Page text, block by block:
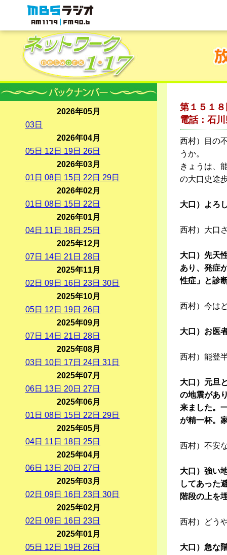
MBSラジオ 1179|FM90.6
第１５１
電話：石
西村）目の
うか。
きょうは、
の大口史途
大口）よろ
西村）大口
大口）先天
あり、発症
性症」と診
西村）今は
大口）お医
西村）能登
大口）元旦
の地震があ
来ました。
が精一杯。
西村）不安
大口）強い
してあった
階段の上を
西村）どう
大口）急な
2026年05月
03日
2026年04月
05日 12 日 19日 26日
2026年03月
01 日 08日 15日 22 日 29日
2026年02月
01 日 08日 15日 22 日
2026年01月
04日 11 日 18日 25日
2025年12月
07日 14日 21 日 28日
2025年11月
02 日 09日 16日 23日 30日
2025年10月
05日 12 日 19日 26日
2025年09月
07日 14日 21 日 28日
2025年08月
03日 10日 17日 24日 31 日
2025年07月
06日 13日 20日 27日
2025年06月
01 日 08日 15日 22 日 29日
2025年05月
04日 11 日 18日 25日
2025年04月
06日 13日 20日 27日
2025年03月
02 日 09日 16日 23日 30日
2025年02月
02 日 09日 16日 23日
2025年01月
05日 12 日 19日 26日